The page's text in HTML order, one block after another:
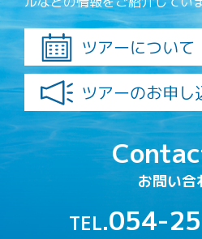
ツアーについて
ツアーのお申し
お問い合
TEL.054-